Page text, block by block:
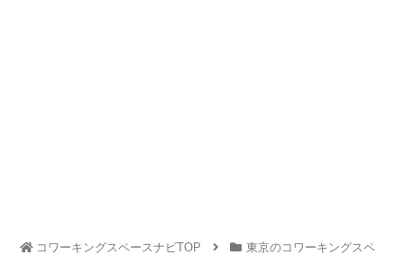
コワーキングスペースナビTOP
東京のコワーキングスペ